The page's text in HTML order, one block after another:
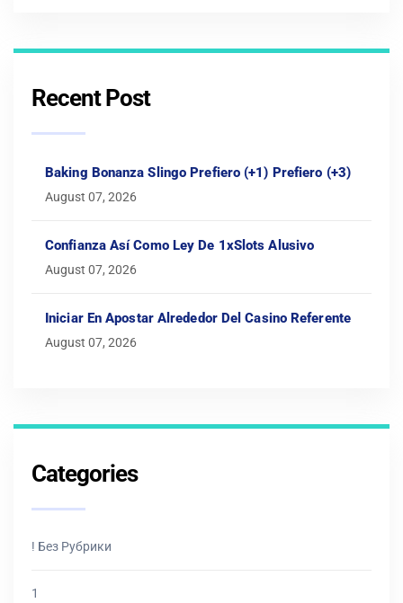
Recent Post
Baking Bonanza Slingo Prefiero (+1) Prefiero (+3)
August 07, 2026
Confianza Así­ Como Ley De 1xSlots Alusivo
August 07, 2026
Iniciar En Apostar Alrededor Del Casino Referente
August 07, 2026
Categories
! Без Рубрики
1